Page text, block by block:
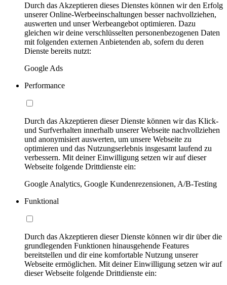
Durch das Akzeptieren dieses Dienstes können wir den Erfolg
unserer Online-Werbeeinschaltungen besser nachvollziehen,
auswerten und unser Werbeangebot optimieren. Dazu
gleichen wir deine verschlüsselten personenbezogenen Daten
mit folgenden externen Anbietenden ab, sofern du deren
Dienste bereits nutzt:
Google Ads
Performance
Durch das Akzeptieren dieser Dienste können wir das Klick-
und Surfverhalten innerhalb unserer Webseite nachvollziehen
und anonymisiert auswerten, um unsere Webseite zu
optimieren und das Nutzungserlebnis insgesamt laufend zu
verbessern. Mit deiner Einwilligung setzen wir auf dieser
Webseite folgende Drittdienste ein:
Google Analytics, Google Kundenrezensionen, A/B-Testing
Funktional
Durch das Akzeptieren dieser Dienste können wir dir über die
grundlegenden Funktionen hinausgehende Features
bereitstellen und dir eine komfortable Nutzung unserer
Webseite ermöglichen. Mit deiner Einwilligung setzen wir auf
dieser Webseite folgende Drittdienste ein: